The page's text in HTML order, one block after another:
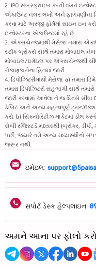
2. IPO સબસ્ક્રાઇબ કરતી વખતે
એકાઉન્ટ નંબર લખો અને ફાળવણીના
કરવા માટે અરજી ફોર્મમાં સાઇન ઇન
ઇન્વેસ્ટરના એકાઉન્ટમાં રહે છે.
3. એક્સચેન્જમાંથી મેસેજ: તમારા
સ્ટૉક બ્રોકર્સ સાથે તમારા મોબાઇલ
મોબાઇલ/ઇમેઇલ પર એક્સચેન્જથી સીધા
રોકાણકારોના હિતમાં જારી.
4. ડિપોઝિટરીમાંથી મેસેજ: a) તમારા
તમારા ડિપોઝિટરી સહભાગી સાથે
જારી કરવામાં આવેલા તે જ દિવસે સીધા
ડેબિટ અને અન્ય મહત્વપૂર્ણ ટ્રાન્ઝૅક્શન
કરો. b) સિક્યોરિટીઝ માર્કેટમાં
સેબી રજિસ્ટર્ડ મધ્યસ્થી (બ્રોકર,
પછી, જ્યારે તમે અન્ય મધ્યસ્થીનો સંપર્ક
જરૂર નથી.
ઇમેઇલ:
સપોર્ટ ડેસ્ક હેલ્પલાઇન:
અમને આના પર ફૉલો કરો